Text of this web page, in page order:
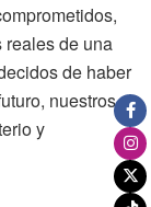
reales de una
de haber
nuestros
y